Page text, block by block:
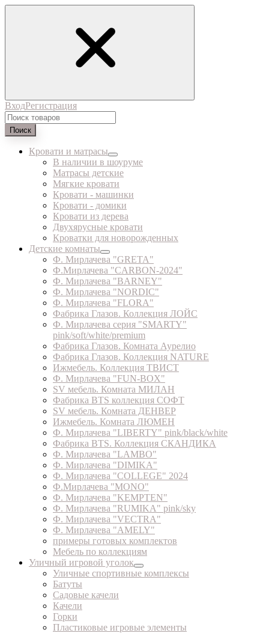
ВходРегистрация
Поиск
Кровати и матрасы
В наличии в шоуруме
Матрасы детские
Мягкие кровати
Кровати - машинки
Кровати - домики
Кровати из дерева
Двухярусные кровати
Кроватки для новорожденных
Детские комнаты
Ф. Мирлачева "GRETA"
Ф.Мирлачева "CARBON-2024"
Ф. Мирлачева "BARNEY"
Ф. Мирлачева "NORDIC"
Ф. Мирлачева "FLORA"
Фабрика Глазов. Коллекция ЛОЙС
Ф. Мирлачева серия "SMARTY"
pink/soft/white/premium
Фабрика Глазов. Комната Аурелио
Фабрика Глазов. Коллекция NATURE
Ижмебель. Коллекция ТВИСТ
Ф. Мирлачева "FUN-BOX"
SV мебель. Комната МИЛАН
Фабрика BTS коллекция СОФТ
SV мебель. Комната ДЕНВЕР
Ижмебель. Комната ЛЮМЕН
Ф. Мирлачева "LIBERTY" pink/black/white
Фабрика BTS. Коллекция СКАНДИКА
Ф. Мирлачева "LAMBO"
Ф. Мирлачева "DIMIKA"
Ф. Мирлачева "COLLEGE" 2024
Ф.Мирлачева "MONO"
Ф. Мирлачева "KEMPTEN"
Ф. Мирлачева "RUMIKA" pink/sky
Ф. Мирлачева "VECTRA"
Ф. Мирлачева "AMELY"
примеры готовых комплектов
Мебель по коллекциям
Уличный игровой уголок
Уличные спортивные комплексы
Батуты
Садовые качели
Качели
Горки
Пластиковые игровые элементы